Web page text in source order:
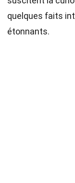
quelques faits
étonnants.